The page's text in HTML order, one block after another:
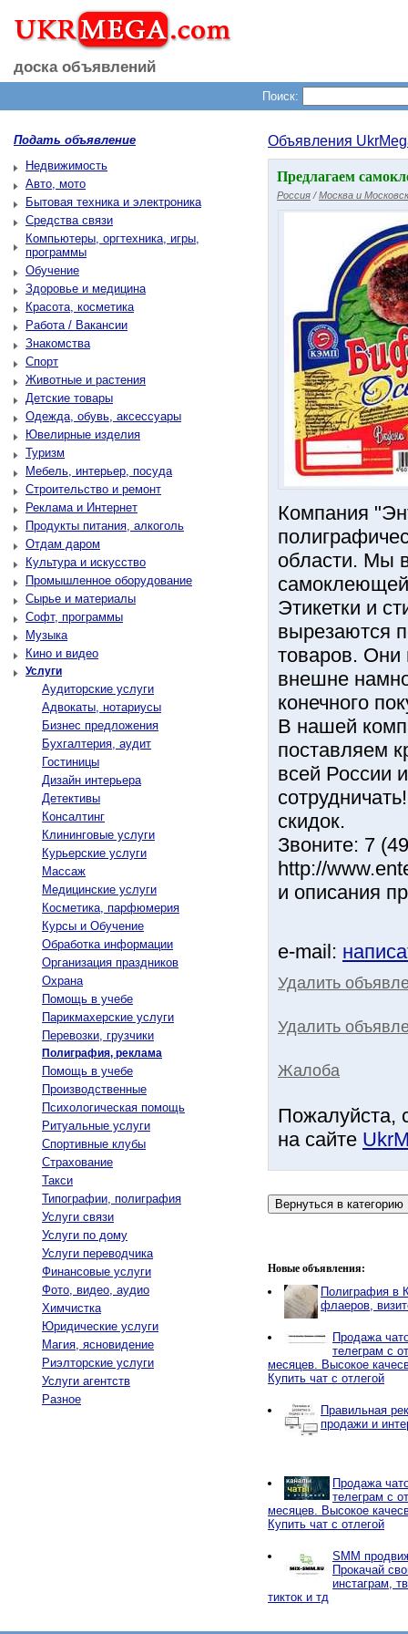
доска объявлений
Поиск:
Подать объявление
Недвижимость
Авто, мото
Бытовая техника и электроника
Средства связи
Компьютеры, оргтехника, игры,
программы
Обучение
Здоровье и медицина
Красота, косметика
Работа / Вакансии
Знакомства
Спорт
Животные и растения
Детские товары
Одежда, обувь, аксессуары
Ювелирные изделия
Туризм
Мебель, интерьер, посуда
Строительство и ремонт
Реклама и Интернет
Продукты питания, алкоголь
Отдам даром
Культура и искусство
Промышленное оборудование
Сырье и материалы
Софт, программы
Музыка
Кино и видео
Услуги
Аудиторские услуги
Адвокаты, нотариусы
Бизнес предложения
Бухгалтерия, аудит
Гостиницы
Дизайн интерьера
Детективы
Консалтинг
Клининговые услуги
Курьерские услуги
Массаж
Медицинские услуги
Косметика, парфюмерия
Курсы и Обучение
Обработка информации
Организация праздников
Охрана
Помощь в учебе
Парикмахерские услуги
Перевозки, грузчики
Полиграфия, реклама
Помощь в учебе
Производственные
Психологическая помощь
Ритуальные услуги
Спортивные клубы
Страхование
Такси
Типографии, полиграфия
Услуги связи
Услуги по дому
Услуги переводчика
Финансовые услуги
Фото, видео, аудио
Химчистка
Юридические услуги
Магия, ясновидение
Риэлторские услуги
Услуги агентств
Разное
Объявления
Предлагаем
Россия /Москва и
Компания
области. Мы
Этикетки и
вырезаются
товаров. Они
внешне
конечного
В нашей
поставляем
всей России
скидок.
Звоните: 7
http://
и описания
e-mail:
Удалить
Удалить
Жалоба
Пожалуйста,
на сайте
Новые объявления:
Полиграфия в
флаеров,
Продажа
телеграм с
месяцев. Высокое
Купить чат с отлегой
Правильная
продажи и
Продажа
телеграм с
месяцев. Высокое
Купить чат с отлегой
SMM
Прокачай
инстаграм,
тикток и тд